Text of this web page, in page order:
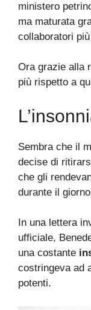
ministero
ma maturata
collaboratori
Ora grazie alla
più rispetto a
Sembra che il
decise di
che gli
durante il
In una lettera
ufficiale,
una costante
costringeva ad
potenti.